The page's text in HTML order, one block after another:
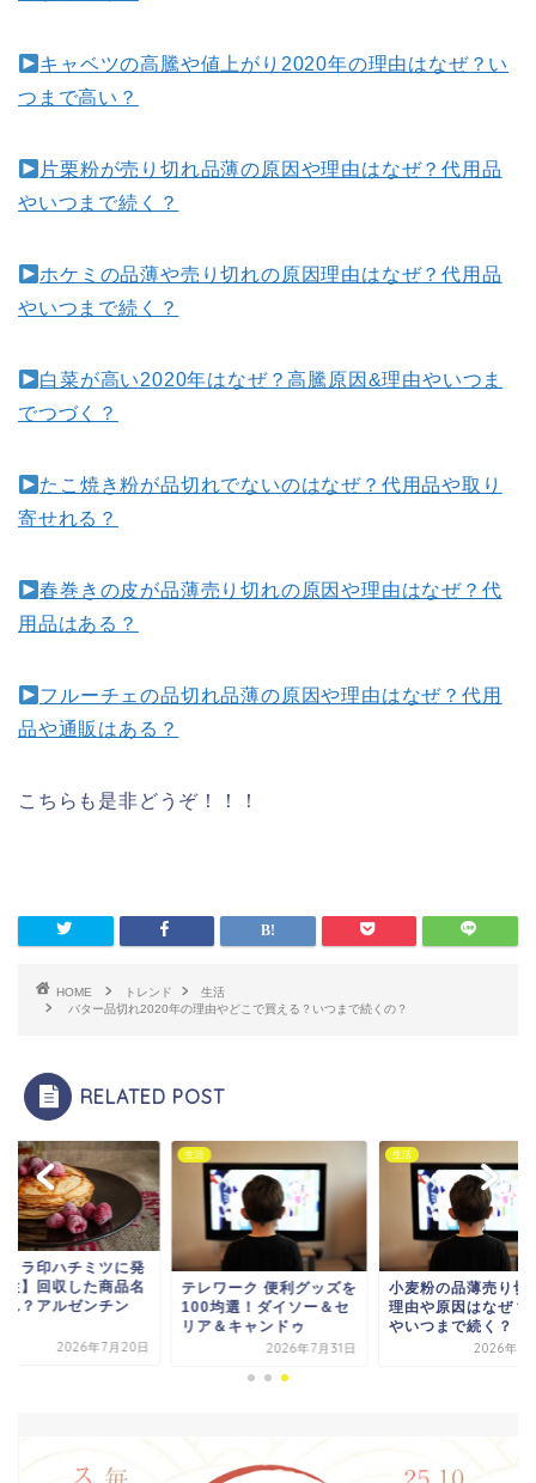
キャベツの高騰や値上がり2020年の理由はなぜ？い
つまで高い？
片栗粉が売り切れ品薄の原因や理由はなぜ？代用品
やいつまで続く？
ホケミの品薄や売り切れの原因理由はなぜ？代用品
やいつまで続く？
白菜が高い2020年はなぜ？高騰原因&理由やいつま
でつづく？
たこ焼き粉が品切れでないのはなぜ？代用品や取り
寄せれる？
春巻きの皮が品薄売り切れの原因や理由はなぜ？代
用品はある？
フルーチェの品切れ品薄の原因や理由はなぜ？代用
品や通販はある？
こちらも是非どうぞ！！！
HOME トレンド
生活
バター品切れ2020年の理由やどこで買える？いつまで続くの？
RELATED POST
クラ印ハチミツに発
性】回収した商品名
れ？アルゼンチン
2026年7月20日
生活
テレワーク 便利グッズを
100均選！ダイソー＆セ
リア＆キャンドゥ
2026年7月31日
生活
小麦粉の品薄売り切
理由や原因はなぜ？
やいつまで続く？
2026年7